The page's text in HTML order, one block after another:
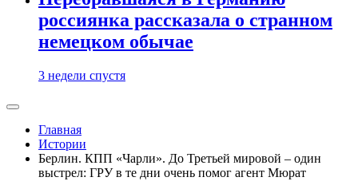
россиянка рассказала о странном
немецком обычае
3 недели спустя
Главная
Истории
Берлин. КПП «Чарли». До Третьей мировой – один
выстрел: ГРУ в те дни очень помог агент Мюрат